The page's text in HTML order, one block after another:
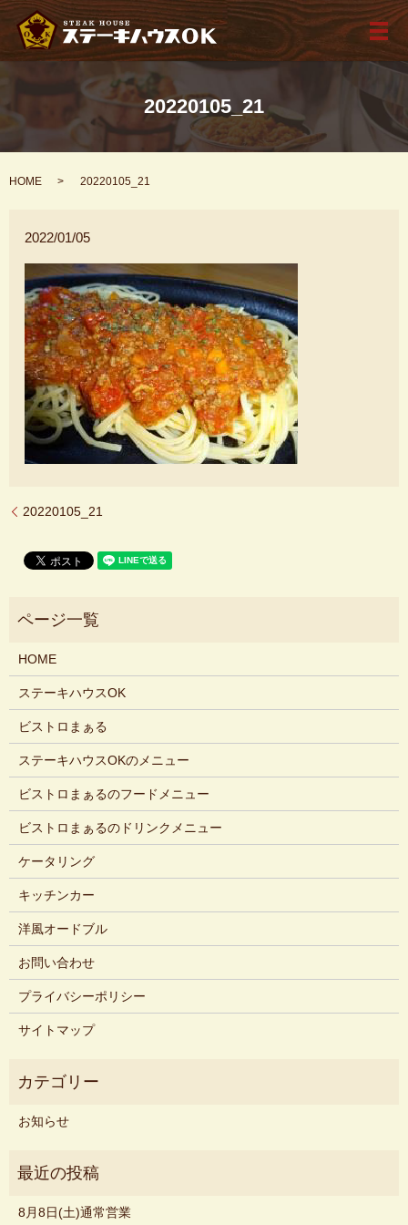
メ
20220105_21
HOME 20220105_21
2022/01/05
20220105_21
HOME
ステーキハウスOK
ビストロまぁる
ステーキハウスOKのメニュー
ビストロまぁるのフードメニュー
ビストロまぁるのドリンクメニュー
ケータリング
キッチンカー
洋風オードブル
お問い合わせ
プライバシーポリシー
サイトマップ
お知らせ
8月8日(土)通常営業